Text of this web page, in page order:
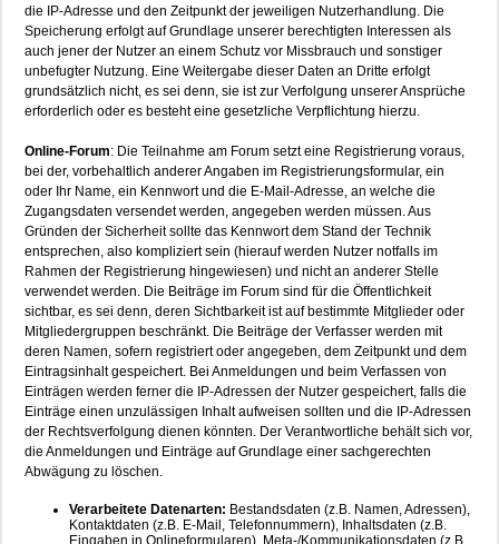
die IP-Adresse und den Zeitpunkt der jeweiligen Nutzerhandlung. Die
Speicherung erfolgt auf Grundlage unserer berechtigten Interessen als
auch jener der Nutzer an einem Schutz vor Missbrauch und sonstiger
unbefugter Nutzung. Eine Weitergabe dieser Daten an Dritte erfolgt
grundsätzlich nicht, es sei denn, sie ist zur Verfolgung unserer Ansprüche
erforderlich oder es besteht eine gesetzliche Verpflichtung hierzu.
Online-Forum: Die Teilnahme am Forum setzt eine Registrierung voraus,
bei der, vorbehaltlich anderer Angaben im Registrierungsformular, ein
oder Ihr Name, ein Kennwort und die E-Mail-Adresse, an welche die
Zugangsdaten versendet werden, angegeben werden müssen. Aus
Gründen der Sicherheit sollte das Kennwort dem Stand der Technik
entsprechen, also kompliziert sein (hierauf werden Nutzer notfalls im
Rahmen der Registrierung hingewiesen) und nicht an anderer Stelle
verwendet werden. Die Beiträge im Forum sind für die Öffentlichkeit
sichtbar, es sei denn, deren Sichtbarkeit ist auf bestimmte Mitglieder oder
Mitgliedergruppen beschränkt. Die Beiträge der Verfasser werden mit
deren Namen, sofern registriert oder angegeben, dem Zeitpunkt und dem
Eintragsinhalt gespeichert. Bei Anmeldungen und beim Verfassen von
Einträgen werden ferner die IP-Adressen der Nutzer gespeichert, falls die
Einträge einen unzulässigen Inhalt aufweisen sollten und die IP-Adressen
der Rechtsverfolgung dienen könnten. Der Verantwortliche behält sich vor,
die Anmeldungen und Einträge auf Grundlage einer sachgerechten
Abwägung zu löschen.
Verarbeitete Datenarten: Bestandsdaten (z.B. Namen, Adressen),
Kontaktdaten (z.B. E-Mail, Telefonnummern), Inhaltsdaten (z.B.
Eingaben in Onlineformularen), Meta-/Kommunikationsdaten (z.B.